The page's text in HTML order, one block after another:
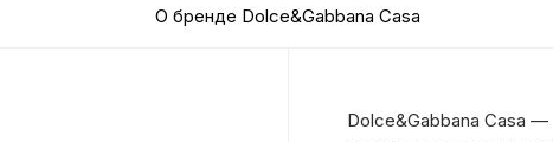
О бренде Dolce&Gabbana Casa
Dolce&Gabbana Casa